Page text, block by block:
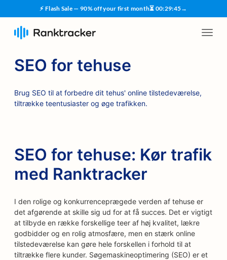
⚡ Flash Sale — 90% off your first month⏳ 00:29:45→
SEO for tehuse
Brug SEO til at forbedre dit tehus' online tilstedeværelse,
tiltrække teentusiaster og øge trafikken.
SEO for tehuse: Kør trafik
med Ranktracker
I den rolige og konkurrenceprægede verden af tehuse er
det afgørende at skille sig ud for at få succes. Det er vigtigt
at tilbyde en række forskellige teer af høj kvalitet, lækre
godbidder og en rolig atmosfære, men en stærk online
tilstedeværelse kan gøre hele forskellen i forhold til at
tiltrække flere kunder. Søgemaskineoptimering (SEO) er et